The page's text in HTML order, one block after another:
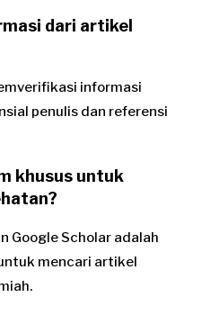
dari artikel
informasi
penulis dan referensi
khusus untuk
Google Scholar adalah
mencari artikel